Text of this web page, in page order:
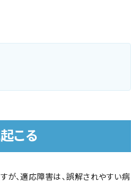
こる
が、適応障害は、誤解されやすい病